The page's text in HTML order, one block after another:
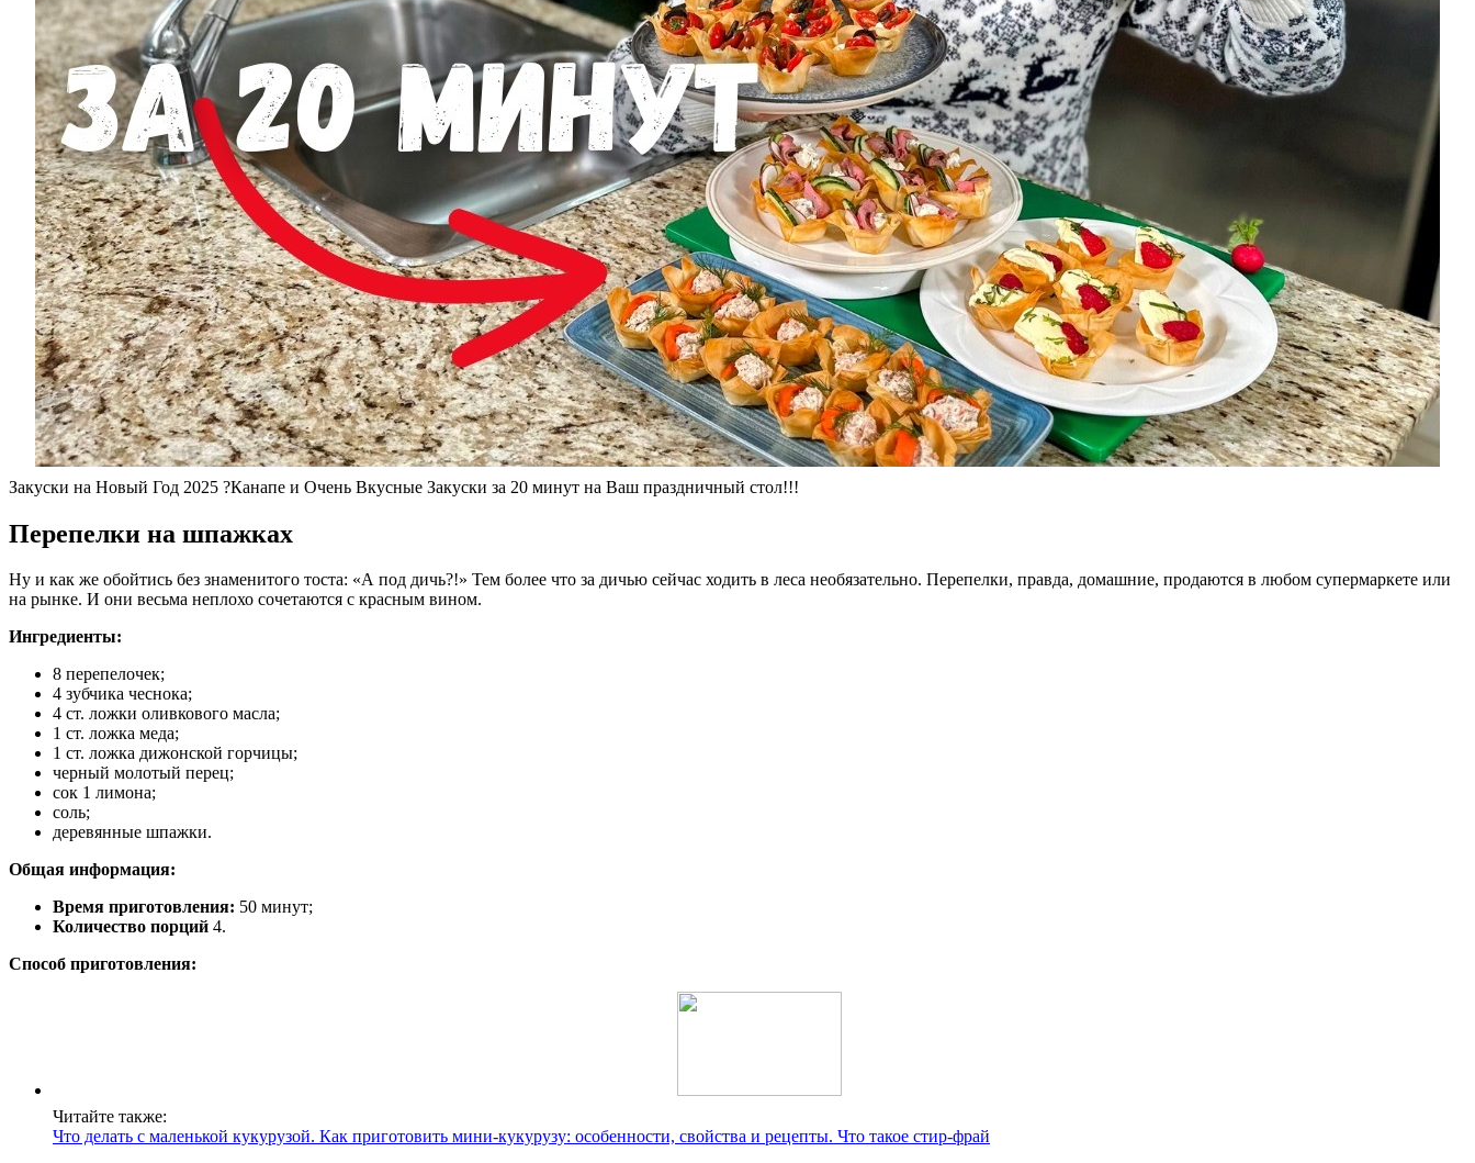
Закуски на Новый Год 2025 ?Канапе и Очень Вкусные Закуски за 20 минут на Ваш праздничный стол!!!
Перепелки на шпажках
Ну и как же обойтись без знаменитого тоста: «А под дичь?!» Тем более что за дичью сейчас ходить в леса необязательно. Перепелки, правда, домашние, продаются в любом супермаркете или
на рынке. И они весьма неплохо сочетаются с красным вином.
Ингредиенты:
8 перепелочек;
4 зубчика чеснока;
4 ст. ложки оливкового масла;
1 ст. ложка меда;
1 ст. ложка дижонской горчицы;
черный молотый перец;
сок 1 лимона;
соль;
деревянные шпажки.
Общая информация:
Время приготовления: 50 минут;
Количество порций 4.
Способ приготовления:
Читайте также:
Что делать с маленькой кукурузой. Как приготовить мини-кукурузу: особенности, свойства и рецепты. Что такое стир-фрай